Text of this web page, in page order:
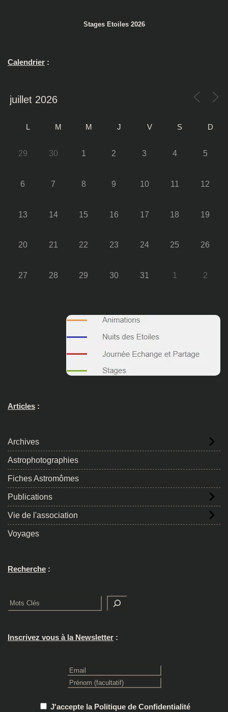
Stages Etoiles 2026
Calendrier :
L M M J V S D
29 30 1 2 3 4 5
6 7 8 9 10 11 12
13 14 15 16 17 18 19
20 21 22 23 24 25 26
27 28 29 30 31 1 2
Articles :
Archives
Astrophotographies
Fiches Astromômes
Publications
Vie de l'association
Voyages
Recherche :
Rechercher
Inscrivez vous à la Newsletter :
J'accepte la Politique de Confidentialité